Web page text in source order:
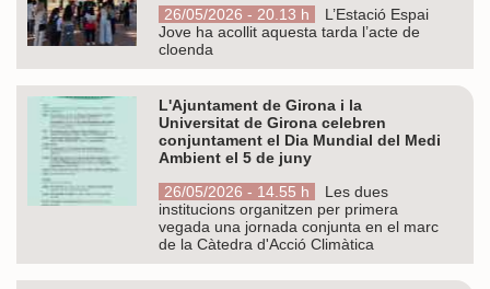
26/05/2026 - 20.13 h
L’Estació Espai
Jove ha acollit aquesta tarda l’acte de
cloenda
L'Ajuntament de Girona i la
Universitat de Girona celebren
conjuntament el Dia Mundial del Medi
Ambient el 5 de juny
26/05/2026 - 14.55 h
Les dues
institucions organitzen per primera
vegada una jornada conjunta en el marc
de la Càtedra d'Acció Climàtica